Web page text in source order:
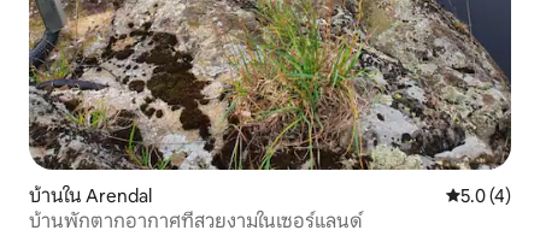
บ้านใน Arendal คะแนนเฉลี่
5.0 (4)
บ้านพักตากอากาศที่สวยงามในเซอร์แลนด์